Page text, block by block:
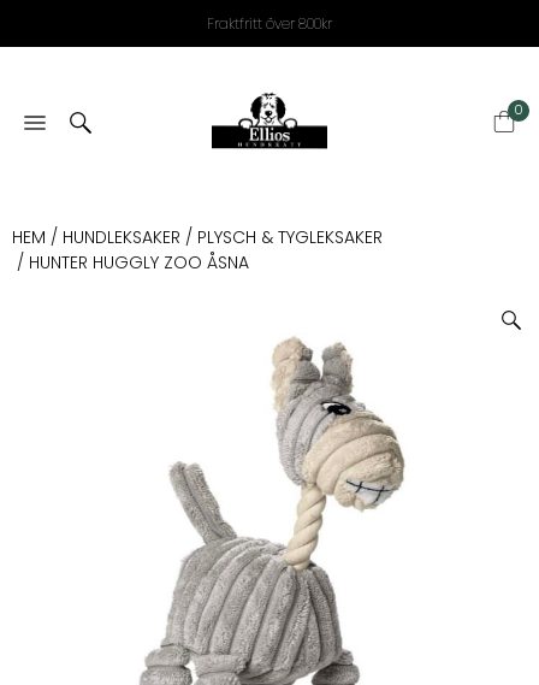
Fraktfritt över 800kr
0
HEM / HUNDLEKSAKER / PLYSCH & TYGLEKSAKER
/ HUNTER HUGGLY ZOO ÅSNA